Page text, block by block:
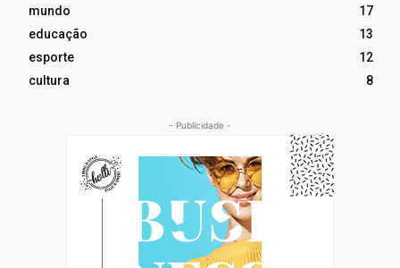
mundo
17
educação
13
esporte
12
cultura
8
- Publicidade -